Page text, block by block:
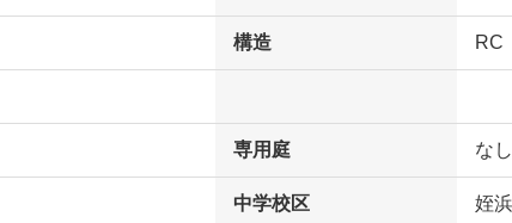
構造 RC
専用庭 なし
中学校区 姪